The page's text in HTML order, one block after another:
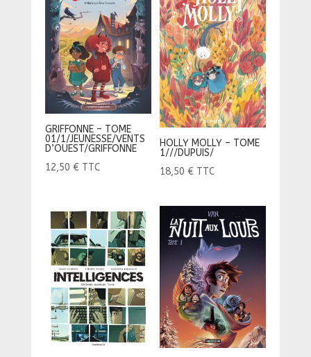
GRIFFONNE – TOME
01/1/JEUNESSE/VENTS
D’OUEST/GRIFFONNE
12,50 € TTC
HOLLY MOLLY – TOME
1///DUPUIS/
18,50 € TTC